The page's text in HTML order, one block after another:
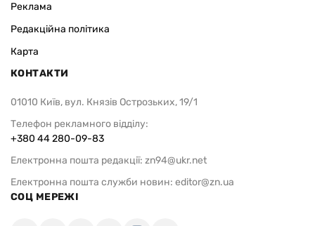
Реклама
Редакційна політика
Карта
КОНТАКТИ
01010 Київ, вул. Князів Острозьких, 19/1
Телефон рекламного відділу:
+380 44 280-09-83
Електронна пошта редакції: zn94@ukr.net
Електронна пошта служби новин: editor@zn.ua
СОЦ МЕРЕЖІ